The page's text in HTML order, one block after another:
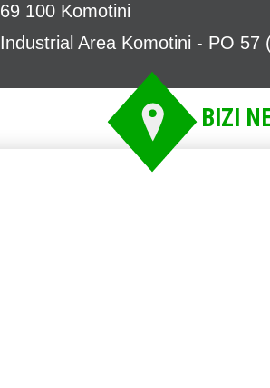
69 100 Komotini
Industrial Area Komotini - PO 57
BIZI